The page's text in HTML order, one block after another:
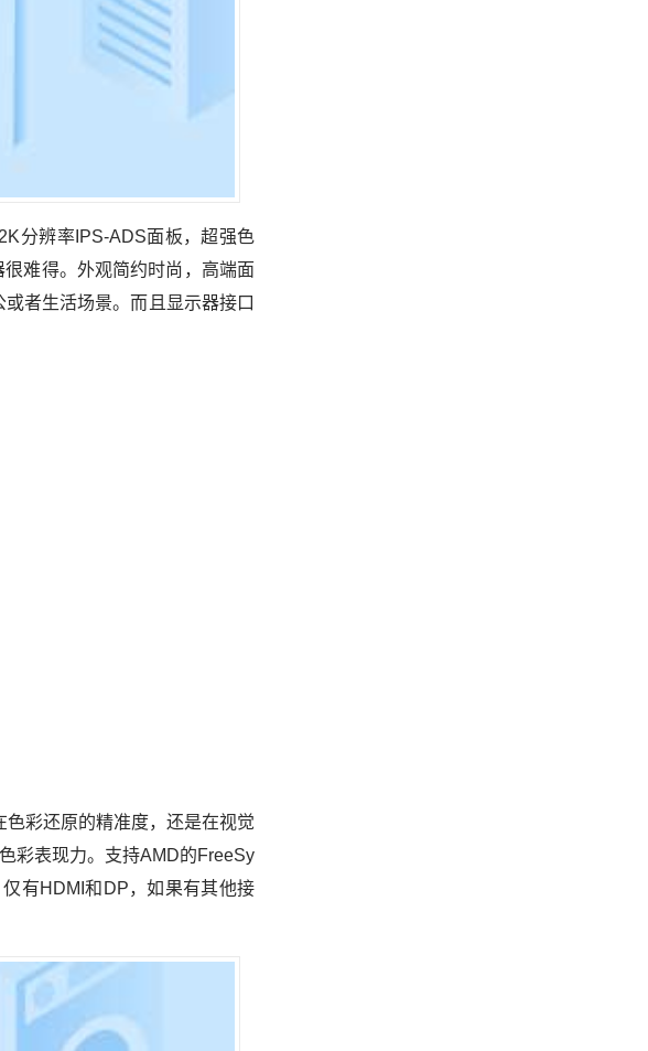
分辨率IPS-ADS面板，超强色
难得。外观简约时尚，高端面
者生活场景。而且显示器接口
彩还原的精准度，还是在视觉
彩表现力。支持AMD的FreeSy
有HDMI和DP，如果有其他接